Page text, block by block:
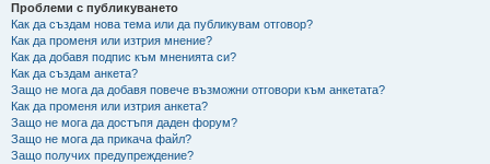
Проблеми с публикуването
Как да създам нова тема или да публикувам отговор?
Как да променя или изтрия мнение?
Как да добавя подпис към мненията си?
Как да създам анкета?
Защо не мога да добавя повече възможни отговори към анкетата?
Как да променя или изтрия анкета?
Защо не мога да достъпя даден форум?
Защо не мога да прикача файл?
Защо получих предупреждение?